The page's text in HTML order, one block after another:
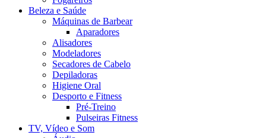
Beleza e Saúde
Máquinas de Barbear
Aparadores
Alisadores
Modeladores
Secadores de Cabelo
Depiladoras
Higiene Oral
Desporto e Fitness
Pré-Treino
Pulseiras Fitness
TV, Vídeo e Som